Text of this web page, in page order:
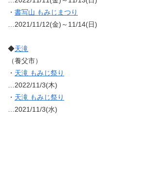
・ 書写山 もみじまつり
…2021/11/12(金)～11/14(日)
◆天滝
（養父市）
・ 天滝 もみじ祭り
…2022/11/3(木)
・ 天滝 もみじ祭り
…2021/11/3(水)